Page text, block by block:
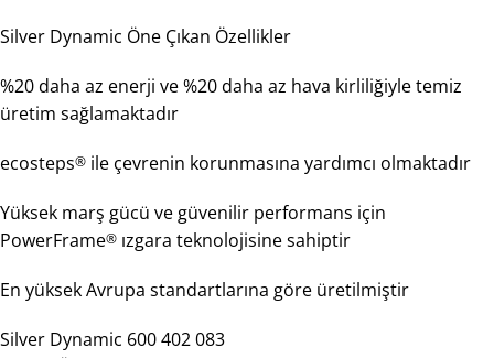
Silver Dynamic Öne Çıkan Özellikler
%20 daha az enerji ve %20 daha az hava kirliliğiyle temiz
üretim sağlamaktadır
ecosteps® ile çevrenin korunmasına yardımcı olmaktadır
Yüksek marş gücü ve güvenilir performans için
PowerFrame® ızgara teknolojisine sahiptir
En yüksek Avrupa standartlarına göre üretilmiştir
Silver Dynamic 600 402 083